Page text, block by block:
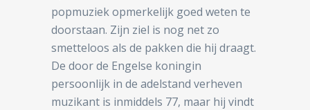
popmuziek opmerkelijk goed weten te
doorstaan. Zijn ziel is nog net zo
smetteloos als de pakken die hij draagt.
De door de Engelse koningin
persoonlijk in de adelstand verheven
muzikant is inmiddels 77, maar hij vindt